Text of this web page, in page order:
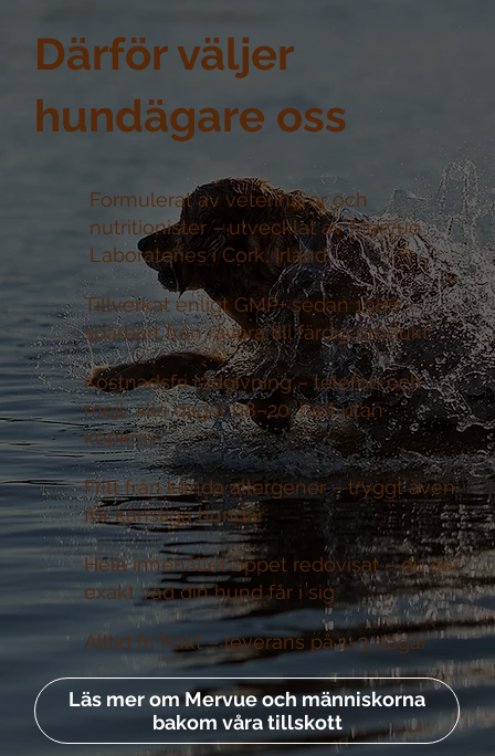
Därför väljer
hundägare oss
Formulerat av veterinärer och
nutritionister –utvecklat av Mervue
Laboratories i Cork, Irland
Tillverkat enligt GMP+ sedan 1986 –
spårbart från råvara till färdig produkt
Kostnadsfri rådgivning –telefon och
mejl, alla dagar 08–20, helt utan
köpkrav
Läs mer om Mervue och människorna
bakom våra tillskott
Fritt från kända allergener –tryggt även
för känsliga hundar
Hela innehållet öppet redovisat –du ser
exakt vad din hund får i sig
Alltid fri frakt –leverans på 1–3 dagar